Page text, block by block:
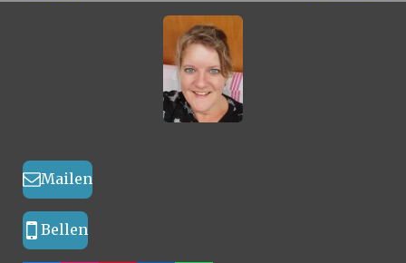
Mailen
Bellen